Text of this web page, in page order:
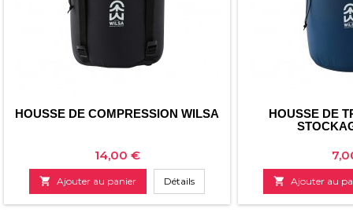
HOUSSE DE COMPRESSION WILSA
Prix
14,00 €
 Ajouter au panier Détails
HOUSSE DE
Prix
 Ajouter au